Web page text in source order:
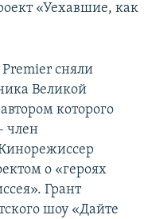
«Уехавшие, как
сняли
Великой
которого
член
о «героях
Грант
шоу «Дайте